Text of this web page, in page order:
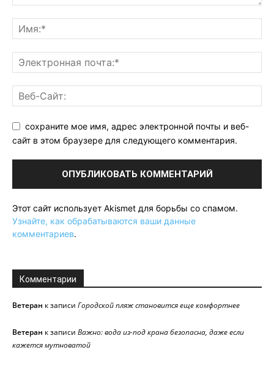
сохраните мое имя, адрес электронной почты и веб-
сайт в этом браузере для следующего комментария.
Этот сайт использует Akismet для борьбы со спамом.
Узнайте, как обрабатываются ваши данные
комментариев.
Комментарии
Ветеран к записи Городской пляж становится еще комфортнее
Ветеран к записи Важно: вода из-под крана безопасна, даже если
кажется мутноватой